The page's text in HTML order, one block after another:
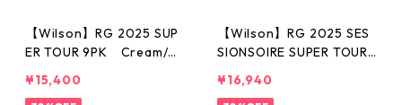
【Wilson】RG 2025 SUP
ER TOUR 9PK Cream/CL
¥15,400
【Wilson】RG 2025 SES
SIONSOIRE SUPER TOUR
¥16,940